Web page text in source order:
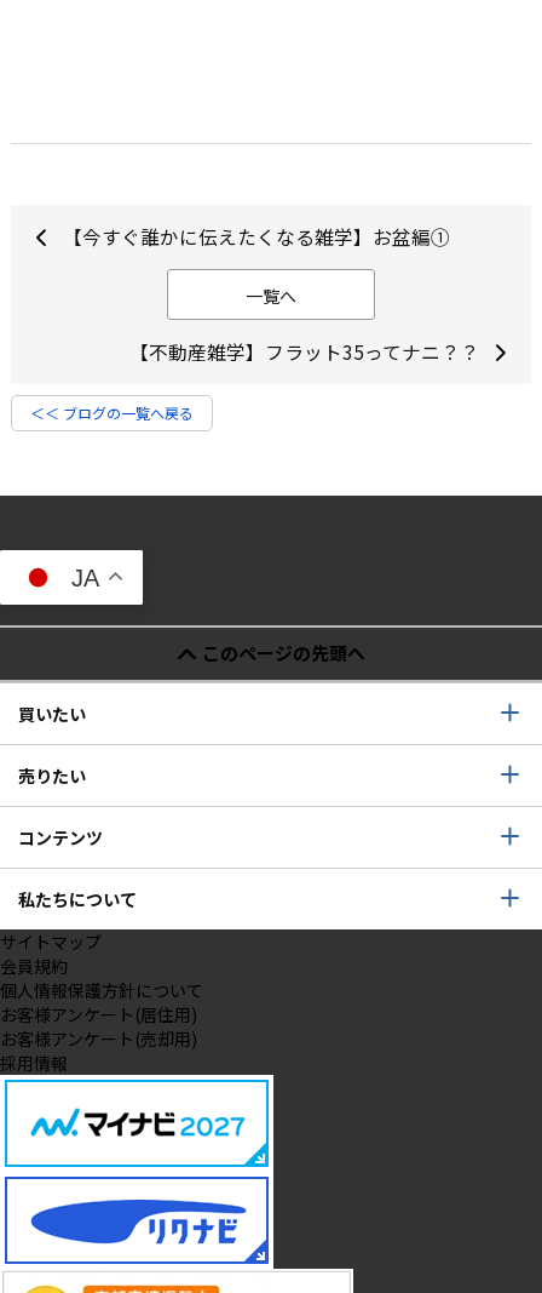
【今すぐ誰かに伝えたくなる雑学】お盆編①
一覧へ
【不動産雑学】フラット35ってナニ？？
＜＜ ブログの一覧へ戻る
JA
このページの先頭へ
買いたい
売りたい
コンテンツ
私たちについて
サイトマップ
会員規約
個人情報保護方針について
お客様アンケート(居住用)
お客様アンケート(売却用)
採用情報